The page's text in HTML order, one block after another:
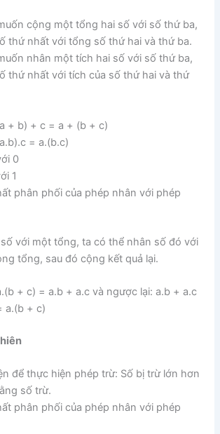
cộng một tổng hai số với số thứ ba,
thứ nhất với tổng số thứ hai và thứ ba.
nhân một tích hai số với số thứ ba,
thứ nhất với tích của số thứ hai và thứ
+ b) + c = a + (b + c)
= a.(b.c)
0
1
phân phối của phép nhân với phép
với một tổng, ta có thể nhân số đó với
tổng, sau đó cộng kết quả lại.
+ c) = a.b + a.c và ngược lại: a.b + a.c
a.(b + c)
để thực hiện phép trừ: Số bị trừ lớn hơn
số trừ.
phân phối của phép nhân với phép